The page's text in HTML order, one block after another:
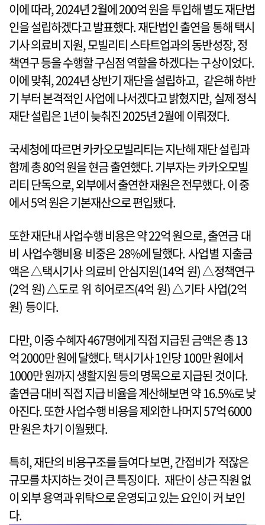
이에 따라, 2024년 2월에 200억 원을 투입해 별도 재단법
인을 설립하겠다고 발표했다. 재단법인 출연을 통해 택시
기사 의료비 지원, 모빌리티 스타트업과의 동반성장, 정
책연구 등을 수행할 구심점 역할을 하겠다는 구상이었다.
이에 맞춰, 2024년 상반기 재단을 설립하고, 같은해 하반
기 부터 본격적인 사업에 나서겠다고 밝혔지만, 실제 정식
재단 설립은 1년이 늦춰진 2025년 2월에 이뤄졌다.
국세청에 따르면 카카오모빌리티는 지난해 재단 설립과
함께 총 80억 원을 현금 출연했다. 기부자는 카카오모빌
리티 단독으로, 외부에서 출연한 재원은 전무했다. 이 중
에서 5억 원은 기본재산으로 편입됐다.
또한 재단내 사업수행 비용은 약 22억 원으로, 출연금 대
비 사업수행비용 비중은 28%에 달했다. 사업별 지출금
액은 △택시기사 의료비 안심지원(14억 원) △정책연구
(2억 원) △도로 위 히어로즈(4억 원) △기타 사업(2억
원) 등이다.
다만, 이중 수혜자 467명에게 직접 지급된 금액은 총 13
억 2000만 원에 달했다. 택시기사 1인당 100만 원에서
1000만 원까지 생활지원 등의 명목으로 지급된 것이다.
출연금 대비 직접 지급 비율을 계산해보면 약 16.5%로 낮
아진다. 또한 사업수행 비용을 제외한 나머지 57억 6000
만 원은 차기 이월됐다.
특히, 재단의 비용구조를 들여다 보면, 간접비가 적잖은
규모를 차지하는 것이 큰 특징이다. 재단이 상근 직원 없
이 외부 용역과 위탁으로 운영되고 있는 요인이 커 보인
다.